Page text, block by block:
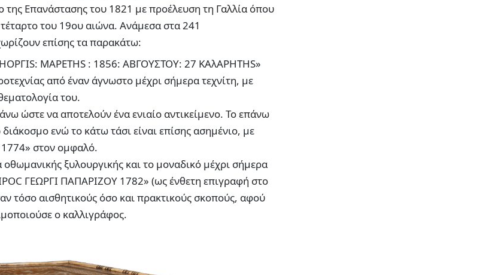
Επανάστασης του 1821 με προέλευση τη Γαλλία όπου
του 19ου αιώνα. Ανάμεσα στα 241
επίσης τα παρακάτω:
ΜΑΡΕΤΗS : 1856: ΑΒΓΟΥΣΤΟΥ: 27 ΚΑλΑΡΗΤΗS»
από έναν άγνωστο μέχρι σήμερα τεχνίτη, με
του.
ώστε να αποτελούν ένα ενιαίο αντικείμενο. Το επάνω
ενώ το κάτω τάσι είναι επίσης ασημένιο, με
στον ομφαλό.
ξυλουργικής και το μοναδικό μέχρι σήμερα
ΓΕΩΡΓΙ ΠΑΠΑΡΙΖΟΥ 1782» (ως ένθετη επιγραφή στο
τόσο αισθητικούς όσο και πρακτικούς σκοπούς, αφού
ο καλλιγράφος.